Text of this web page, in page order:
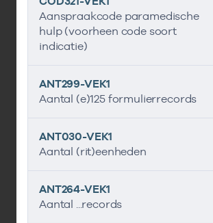
Aanspraakcode paramedische
hulp (voorheen code soort
indicatie)
ANT299-VEK1
Aantal (e)125 formulierrecords
ANT030-VEK1
Aantal (rit)eenheden
ANT264-VEK1
Aantal ...records